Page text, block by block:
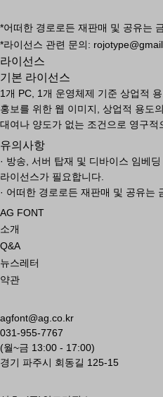
*어떠한 경로로든 재판매 및 공유는
*라이선스 관련 문의:
라이선스
기본 라이선스
1개 PC, 1개 운영체제 기준 상업적
홍보를 위한 웹 이미지, 상업적 용도
대여나 양도가 없는 조건으로 영구적
유의사항
· 방송, 서버 탑재 및 디바이스 임베
라이선스가 필요합니다.
· 어떠한 경로로든 재판매 및 공유는
AG FONT
소개
Q&A
뉴스레터
약관
agfont@ag.co.kr
031-955-7767
(월~금 13:00 - 17:00)
경기 파주시 회동길 125-15